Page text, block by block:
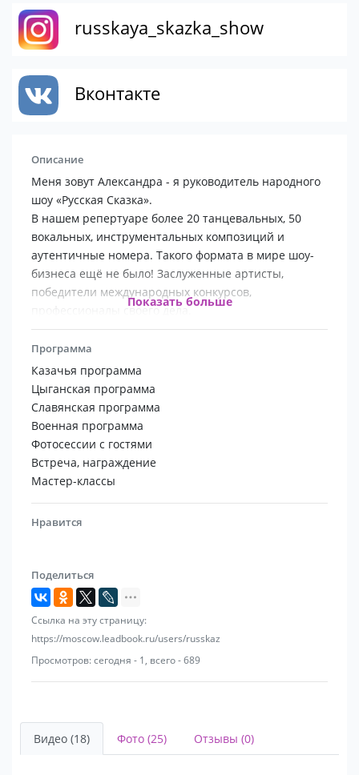
russkaya_skazka_show
Вконтакте
Описание
Меня зовут Александра - я руководитель народного
шоу «Русская Сказка».
В нашем репертуаре более 20 танцевальных, 50
вокальных, инструментальных композиций и
аутентичные номера. Такого формата в мире шоу-
бизнеса ещё не было! Заслуженные артисты,
победители международных конкурсов,
профессионалы своего дела.
Готовы обсудить сотрудничество и будем рады
скрасить Ваше мероприятие в любом городе!
Разные программы под любой запрос для вас.
Наш менеджер Анастасия с радостью ответит на все
Ваши вопросы - звоните! 89652135282
Показать больше
Программа
Казачья программа
Цыганская программа
Славянская программа
Военная программа
Фотосессии с гостями
Встреча, награждение
Мастер-классы
Нравится
Поделиться
Ссылка на эту страницу:
https://moscow.leadbook.ru/users/russkaz
Просмотров: сегодня - 1, всего - 689
Видео (18) Фото (25) Отзывы (0)